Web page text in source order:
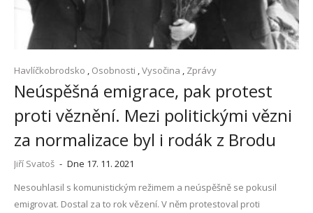
Havlíčkobrodsko Osobnosti Vysočina Zprávy
Neúspěšná emigrace, pak protest
proti věznění. Mezi politickými vězni
za normalizace byl i rodák z Brodu
Jiří Svatoš - Dne 17. 11. 2021
Nesouhlasil s komunistickým režimem a neúspěšně se pokusil
emigrovat. Dostal za to rok vězení. V něm protestoval proti